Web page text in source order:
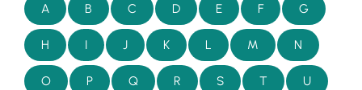
A B C D E F G
H I J K L M N
O P Q R S T U